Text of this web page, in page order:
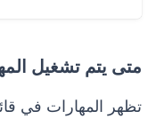
متى يتم تشغيل
تظهر المهارات في